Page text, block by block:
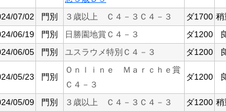
07/02 門別 ３歳以上 Ｃ４－３Ｃ４－３ ダ1700 稍
06/19
門別 日勝園地賞Ｃ４－３ ダ1200
06/05
門別 ユスラウメ特別Ｃ４－３ ダ1200
05/23 門別
Ｏｎｌｉｎｅ Ｍａｒｃｈｅ賞
Ｃ４－３
ダ1200
05/09 門別 ３歳以上 Ｃ４－３Ｃ４－３ ダ1200 稍